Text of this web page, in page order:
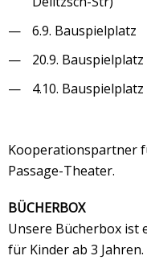
6.9. Bauspielplatz
20.9. Bauspielplatz
4.10. Bauspielplatz
Kooperationspartner
Passage-Theater.
BÜCHERBOX
Unsere Bücherbox ist
für Kinder ab 3